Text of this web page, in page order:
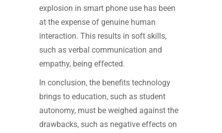
explosion in smart phone use has been
at the expense of genuine human
interaction. This results in soft skills,
such as verbal communication and
empathy, being effected.
In conclusion, the benefits technology
brings to education, such as student
autonomy, must be weighed against the
drawbacks, such as negative effects on